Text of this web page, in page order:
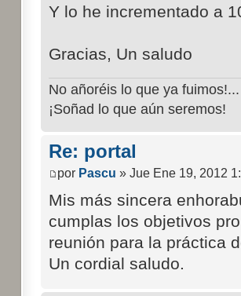
Y lo he incrementado a
Gracias, Un saludo
No añoréis lo que ya fuimos!...
¡Soñad lo que aún seremos!
Re: portal
por Pascu » Jue Ene 19, 2012
Mis más sincera
cumplas los objetivos
reunión para la práctica
Un cordial saludo.